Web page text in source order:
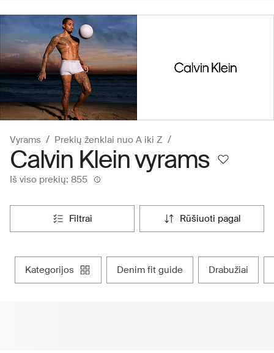
Vyrams Prekių ženklai nuo A iki Z
Calvin Klein vyrams
Iš viso prekių: 855
filtrai rūšiuoti pagal
kategorijos denim fit guide drabužiai